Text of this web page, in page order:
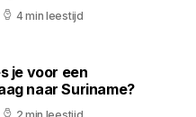
4 min leestijd
je voor een
naar Suriname?